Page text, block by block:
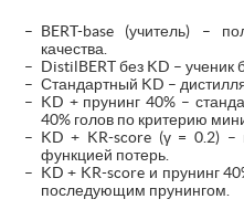
BERT-base (учитель) –
качества.
DistilBERT без KD – ученик
Стандартный KD –
KD + прунинг 40% –
40% голов по критерию
KD + KR-score (γ = 0.2) –
функцией потерь.
KD + KR-score и прунинг
последующим прунингом.